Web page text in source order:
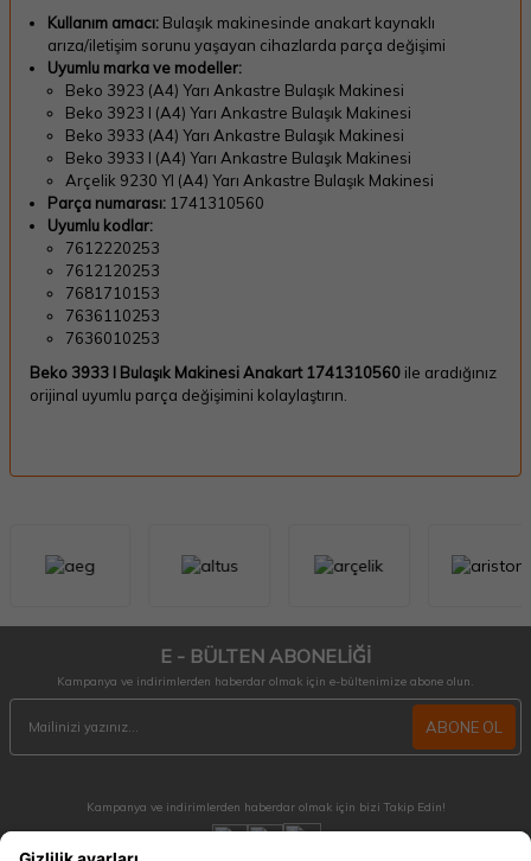
Kullanım amacı: Bulaşık makinesinde anakart kaynaklı
arıza/iletişim sorunu yaşayan cihazlarda parça değişimi
Uyumlu marka ve modeller:
Beko 3923 (A4) Yarı Ankastre Bulaşık Makinesi
Beko 3923 I (A4) Yarı Ankastre Bulaşık Makinesi
Beko 3933 (A4) Yarı Ankastre Bulaşık Makinesi
Beko 3933 I (A4) Yarı Ankastre Bulaşık Makinesi
Arçelik 9230 YI (A4) Yarı Ankastre Bulaşık Makinesi
Parça numarası: 1741310560
Uyumlu kodlar:
7612220253
7612120253
7681710153
7636110253
7636010253
Beko 3933 I Bulaşık Makinesi Anakart 1741310560 ile aradığınız
orijinal uyumlu parça değişimini kolaylaştırın.
E - BÜLTEN ABONELİĞİ
Kampanya ve indirimlerden haberdar olmak için e-bültenimize abone olun.
ABONE OL
Kampanya ve indirimlerden haberdar olmak için bizi Takip Edin!